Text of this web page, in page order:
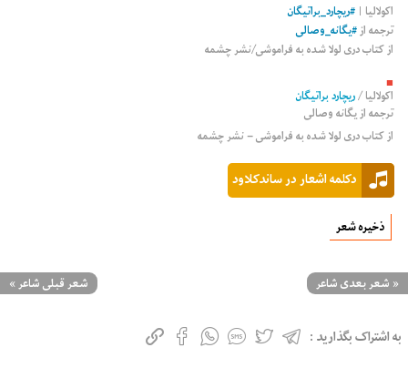
اکولالیا |
#ریچارد_براتیگان
ترجمه از#یگانه_وصالی
از کتاب دری لولا شده به فراموشی/نشر چشمه
■
اکولالیا/ریچارد براتیگان
ترجمه ازیگانه وصالی
از کتاب دری لولا شده به فراموشی – نشر چشمه
دکلمه اشعار در ساندکلاود
ذخیره شعر
« شعر بعدی شاعر شعر قبلی شاعر»
به اشتراک بگذارید :